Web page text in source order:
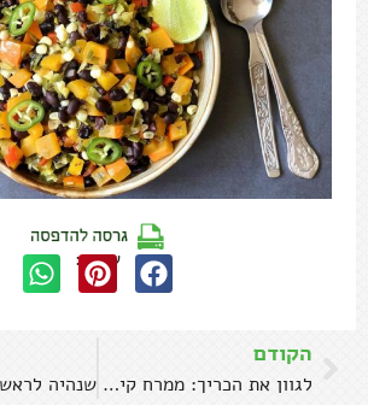
שתפו:
הקודם
לגוון את הכריך: ממרח קישואים ואגוזי מלך